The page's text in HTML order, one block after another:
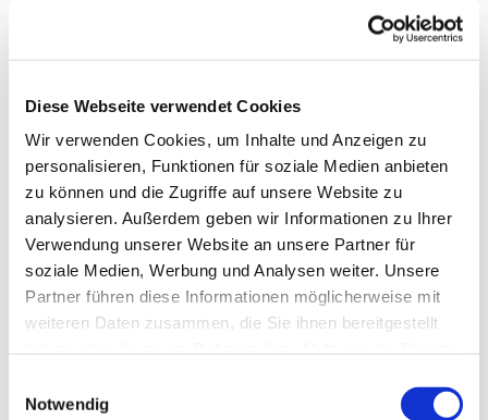
Diese Webseite verwendet Cookies
Wir verwenden Cookies, um Inhalte und Anzeigen zu
personalisieren, Funktionen für soziale Medien anbieten
zu können und die Zugriffe auf unsere Website zu
analysieren. Außerdem geben wir Informationen zu Ihrer
Verwendung unserer Website an unsere Partner für
soziale Medien, Werbung und Analysen weiter. Unsere
Partner führen diese Informationen möglicherweise mit
weiteren Daten zusammen, die Sie ihnen bereitgestellt
Notwendig
Klüschenberg, Katholischer Berg,